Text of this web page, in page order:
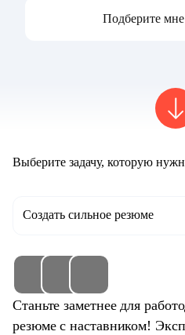
Подберите
Выберите задачу, которую
Создать сильное резюме
Станьте заметнее для
резюме с наставником!